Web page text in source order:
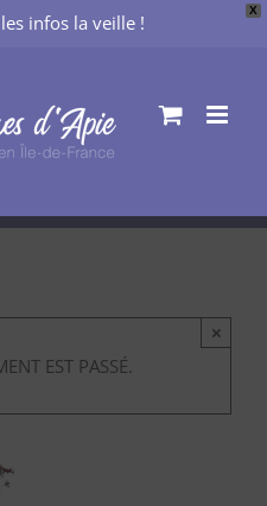
X
infos la veille !
EST PASSÉ.
×